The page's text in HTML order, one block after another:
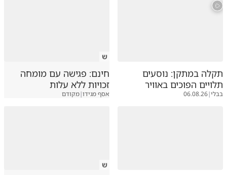
תקלה במתקן: נוסעים
תלויים הפוכים באוויר
בבלי|
06.08.26
ש
חינם: פגישה עם מומחה
זכויות ללא עלות
אסף מגידו|מקודם
ש